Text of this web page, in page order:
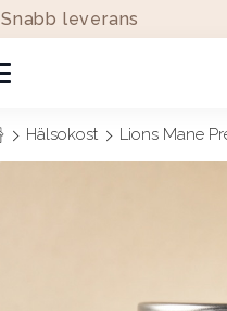
Snabb leverans
Hälsokost Lions Mane